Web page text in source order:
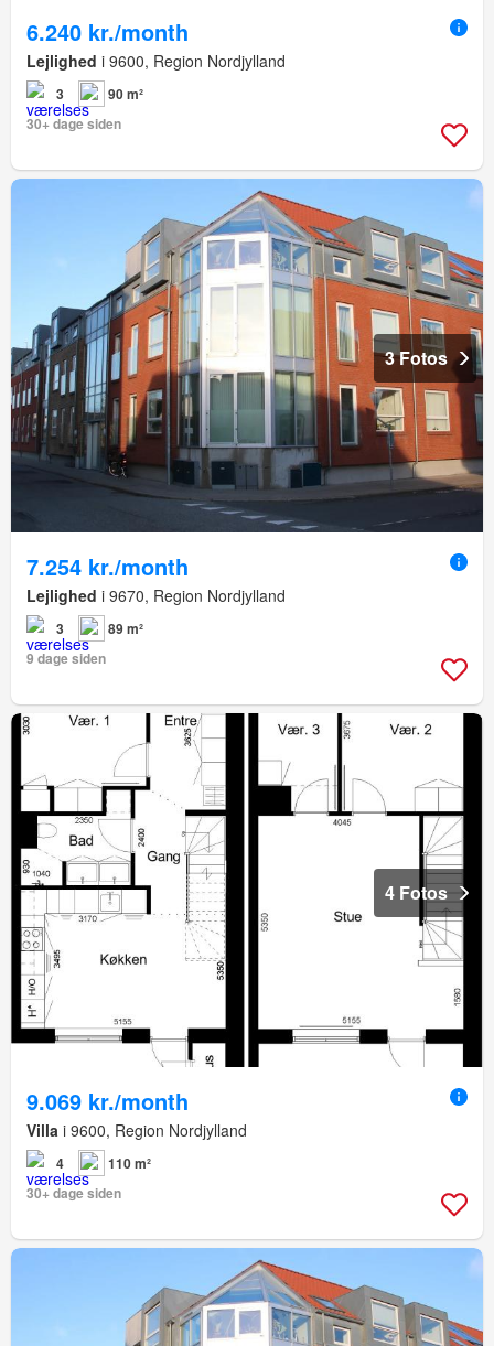
6.240 kr./month
Lejlighed i 9600, Region Nordjylland
3
90 m²
30+ dage siden
3 Fotos
7.254 kr./month
Lejlighed i 9670, Region Nordjylland
3
89 m²
9 dage siden
4 Fotos
9.069 kr./month
Villa i 9600, Region Nordjylland
4
110 m²
30+ dage siden